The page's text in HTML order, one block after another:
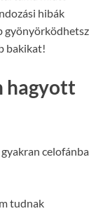
hibák
gyönyörködhetsz
bakikat!
hagyott
celofánba
tudnak